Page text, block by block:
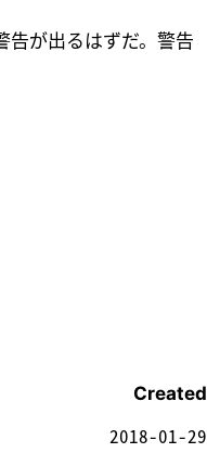
告が出るはずだ。警告
Created
2018-01-29